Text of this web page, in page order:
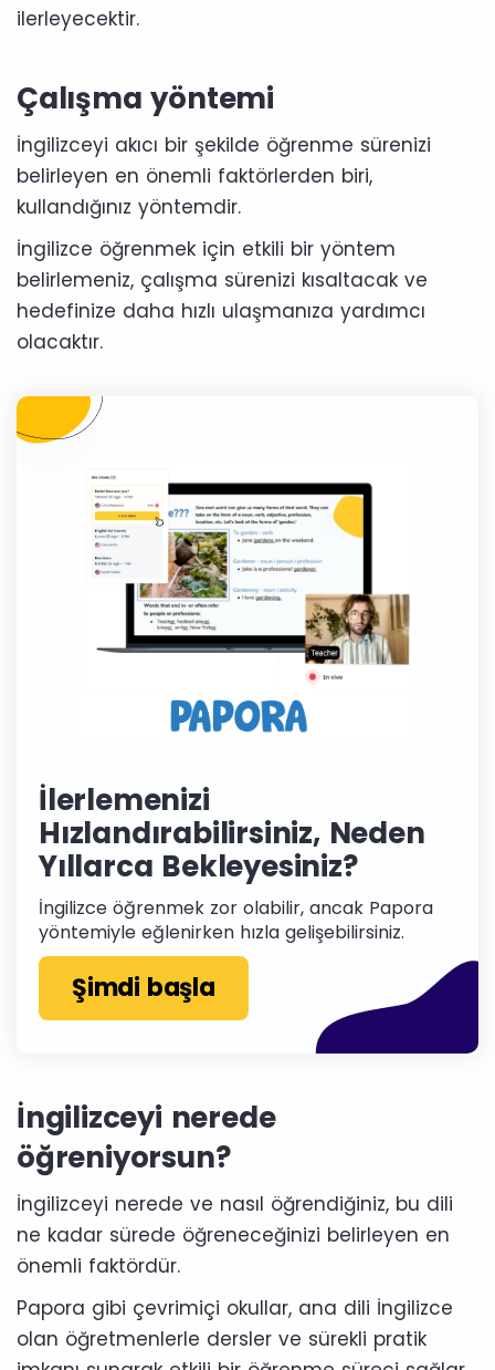
ilerleyecektir.
Çalışma yöntemi
İngilizceyi akıcı bir şekilde öğrenme sürenizi
belirleyen en önemli faktörlerden biri,
kullandığınız yöntemdir.
İngilizce öğrenmek için etkili bir yöntem
belirlemeniz, çalışma sürenizi kısaltacak ve
hedefinize daha hızlı ulaşmanıza yardımcı
olacaktır.
İlerlemenizi
Hızlandırabilirsiniz, Neden
Yıllarca Bekleyesiniz?
İngilizce öğrenmek zor olabilir, ancak Papora
yöntemiyle eğlenirken hızla gelişebilirsiniz.
Şimdi başla
İngilizceyi nerede
öğreniyorsun?
İngilizceyi nerede ve nasıl öğrendiğiniz, bu dili
ne kadar sürede öğreneceğinizi belirleyen en
önemli faktördür.
Papora gibi çevrimiçi okullar, ana dili İngilizce
olan öğretmenlerle dersler ve sürekli pratik